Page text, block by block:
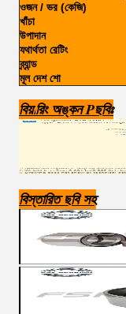
ওজন / ভর (কেজি)
খাঁচা
উপাদান
যথার্থতা রেটিং
ব্র্যান্ড
মূল দেশ শো
বিয়ারিং অঙ্কন Pছবিঃ
বিস্তারিত ছবি সহ